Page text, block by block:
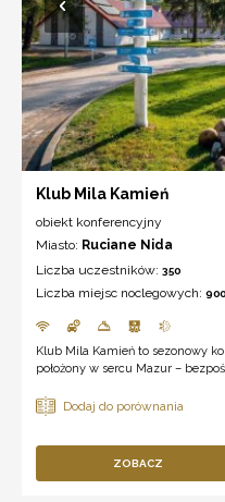
Klub Mila Kamień
obiekt konferencyjny
Miasto: Ruciane Nida
Liczba uczestników: 350
Liczba miejsc noclegowych: 900
Klub Mila Kamień to sezonowy
położony w sercu Mazur –
ZOBACZ